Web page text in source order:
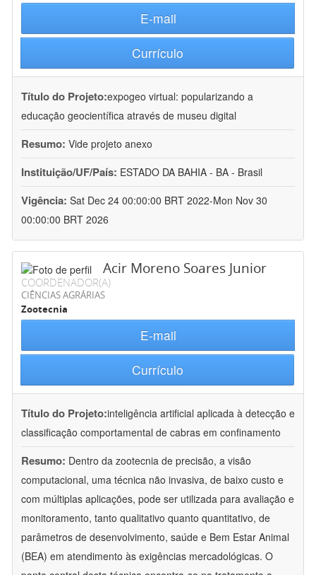
E-mail
Currículo
Título do Projeto:expogeo virtual: popularizando a
educação geocientífica através de museu digital
Resumo: Vide projeto anexo
Instituição/UF/País: ESTADO DA BAHIA - BA - Brasil
Vigência: Sat Dec 24 00:00:00 BRT 2022-Mon Nov 30
00:00:00 BRT 2026
Acir Moreno Soares Junior
COORDENADOR(A)
CIÊNCIAS AGRÁRIAS
Zootecnia
E-mail
Currículo
Título do Projeto:inteligência artificial aplicada à detecção e
classificação comportamental de cabras em confinamento
Resumo: Dentro da zootecnia de precisão, a visão
computacional, uma técnica não invasiva, de baixo custo e
com múltiplas aplicações, pode ser utilizada para avaliação e
monitoramento, tanto qualitativo quanto quantitativo, de
parâmetros de desenvolvimento, saúde e Bem Estar Animal
(BEA) em atendimento às exigências mercadológicas. O